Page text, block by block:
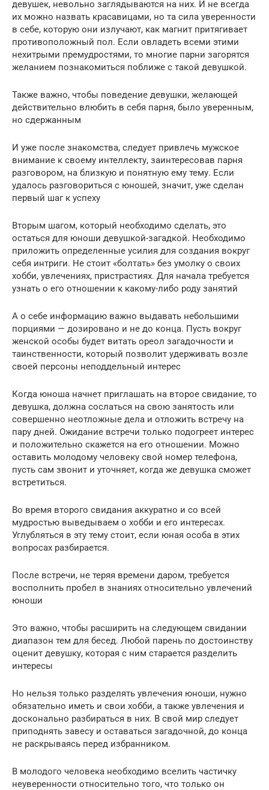
девушек, невольно заглядываются на них. И не всегда
их можно назвать красавицами, но та сила уверенности
в себе, которую они излучают, как магнит притягивает
противоположный пол. Если овладеть всеми этими
нехитрыми премудростями, то многие парни загорятся
желанием познакомиться поближе с такой девушкой.
Также важно, чтобы поведение девушки, желающей
действительно влюбить в себя парня, было уверенным,
но сдержанным
И уже после знакомства, следует привлечь мужское
внимание к своему интеллекту, заинтересовав парня
разговором, на близкую и понятную ему тему. Если
удалось разговориться с юношей, значит, уже сделан
первый шаг к успеху
Вторым шагом, который необходимо сделать, это
остаться для юноши девушкой-загадкой. Необходимо
приложить определенные усилия для создания вокруг
себя интриги. Не стоит «болтать» без умолку о своих
хобби, увлечениях, пристрастиях. Для начала требуется
узнать о его отношении к какому-либо роду занятий
А о себе информацию важно выдавать небольшими
порциями — дозировано и не до конца. Пусть вокруг
женской особы будет витать ореол загадочности и
таинственности, который позволит удерживать возле
своей персоны неподдельный интерес
Когда юноша начнет приглашать на второе свидание, то
девушка, должна сослаться на свою занятость или
совершенно неотложные дела и отложить встречу на
пару дней. Ожидание встречи только подогреет интерес
и положительно скажется на его отношении. Можно
оставить молодому человеку свой номер телефона,
пусть сам звонит и уточняет, когда же девушка сможет
встретиться.
Во время второго свидания аккуратно и со всей
мудростью выведываем о хобби и его интересах.
Углубляться в эту тему стоит, если юная особа в этих
вопросах разбирается.
После встречи, не теряя времени даром, требуется
восполнить пробел в знаниях относительно увлечений
юноши
Это важно, чтобы расширить на следующем свидании
диапазон тем для бесед. Любой парень по достоинству
оценит девушку, которая с ним старается разделить
интересы
Но нельзя только разделять увлечения юноши, нужно
обязательно иметь и свои хобби, а также увлечения и
досконально разбираться в них. В свой мир следует
приподнять завесу и оставаться загадочной, до конца
не раскрываясь перед избранником.
В молодого человека необходимо вселить частичку
неуверенности относительно того, что только он